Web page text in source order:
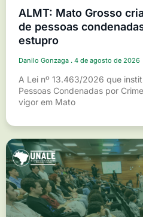
ALMT: Mato Grosso
de pessoas
estupro
Danilo Gonzaga 4 de agosto de 2026
A Lei nº 13.463/2026 que
Pessoas Condenadas por
vigor em Mato